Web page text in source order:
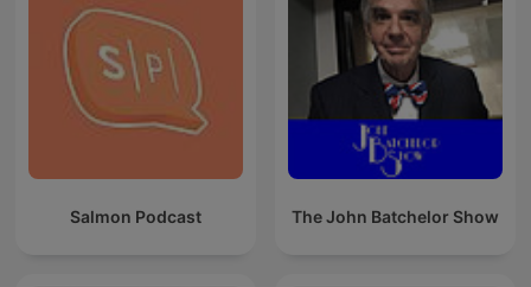
Salmon Podcast The John Batchelor Show